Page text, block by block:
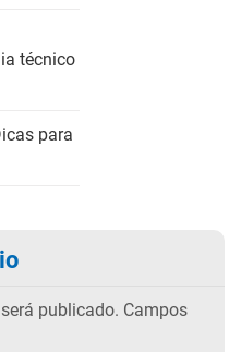
técnico
para
publicado. Campos